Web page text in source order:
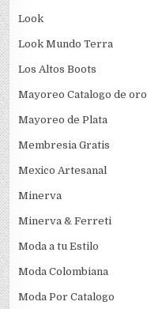
Look
Look Mundo Terra
Los Altos Boots
Mayoreo Catalogo de oro
Mayoreo de Plata
Membresia Gratis
Mexico Artesanal
Minerva
Minerva & Ferreti
Moda a tu Estilo
Moda Colombiana
Moda Por Catalogo